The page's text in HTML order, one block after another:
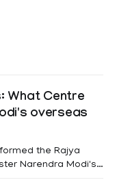
What Centre
overseas
the Rajya
Narendra Modi's